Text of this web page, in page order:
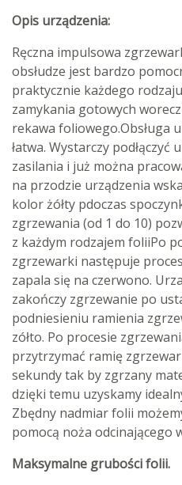
Opis urządzenia:
Ręczna impulsowa
obsłudze jest bardzo
praktycznie każdego
zamykania gotowych
rekawa foliowego.Obsługa
łatwa. Wystarczy podłączyć
zasilania i już można
na przodzie urządzenia
kolor żółty pdoczas
zgrzewania (od 1 do 10)
z każdym rodzajem foliiPo
zgrzewarki następuje
zapala się na czerwono.
zakończy zgrzewanie po
podniesieniu ramienia
zółto. Po procesie
przytrzymać ramię
sekundy tak by zgrzany
dzięki temu uzyskamy
Zbędny nadmiar folii
pomocą noża odcinającego
Maksymalne grubości folii.